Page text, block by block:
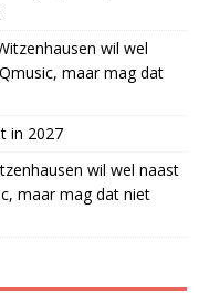
wil wel
maar mag dat
in 2027
wil wel naast
maar mag dat niet